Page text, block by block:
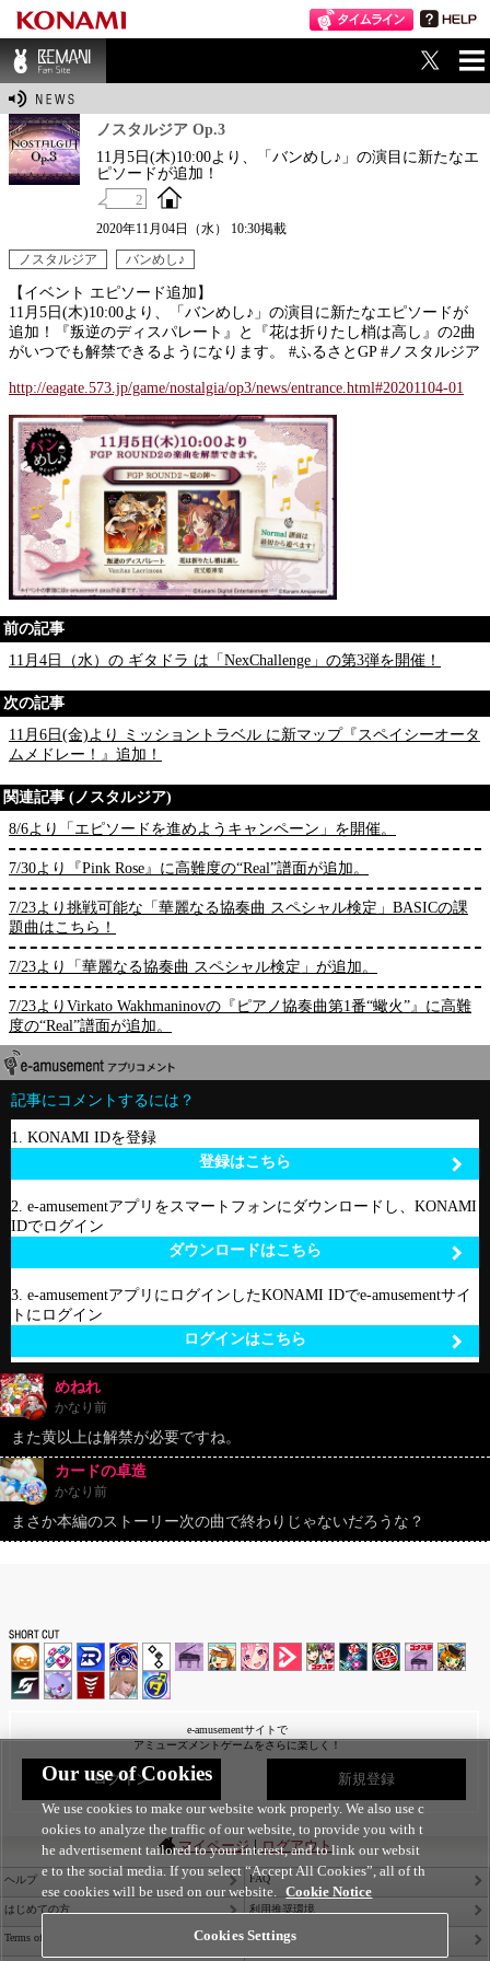
BEMANI Fan Sit
ノスタルジア Op.3
11月5日(木)10:00より、「バンめし♪」の演目に新たなエ
ピソードが追加！
2
2020年11月04日（水） 10:30掲載
ノスタルジア
バンめし♪
【イベント エピソード追加】
11月5日(木)10:00より、「バンめし♪」の演目に新たなエピソードが
追加！『叛逆のディスパレート』と『花は折りたし梢は高し』の2曲
がいつでも解禁できるようになります。 #ふるさとGP #ノスタルジア
http://eagate.573.jp/game/nostalgia/op3/news/entrance.html#20201104-01
前の記事
11月4日（水）の ギタドラ は「NexChallenge」の第3弾を開催！
次の記事
11月6日(金)より ミッショントラベル に新マップ『スペイシーオータ
ムメドレー！』追加！
関連記事 (ノスタルジア)
8/6より「エピソードを進めようキャンペーン」を開催。
7/30より『Pink Rose』に高難度の“Real”譜面が追加。
7/23より挑戦可能な「華麗なる協奏曲 スペシャル検定」BASICの課
題曲はこちら！
7/23より「華麗なる協奏曲 スペシャル検定」が追加。
7/23よりVirkato Wakhmaninovの『ピアノ協奏曲第1番“蠍火”』に高難
度の“Real”譜面が追加。
記事にコメントするには？
1. KONAMI IDを登録
登録はこちら
2. e-amusementアプリをスマートフォンにダウンロードし、KONAMI
IDでログイン
ダウンロードはこちら
3. e-amusementアプリにログインしたKONAMI IDでe-amusementサイ
トにログイン
ログインはこちら
めねれ
かなり前
また黄以上は解禁が必要ですね。
カードの卓造
かなり前
まさか本編のストーリー次の曲で終わりじゃないだろうな？
e-amusementサイトで
アミューズメントゲームをさらに楽しく！
ログイン 新規登録
マイページ|ログアウト
ヘルプ FAQ
はじめての方 利用推奨環境
Terms of Service Privacy Policy
Our use of Cookies
We use cookies to make our website work properly. We also use c
ookies to analyze the traffic of our website, to provide you with t
he advertisement tailored to your interest, and to link our websit
e to the social media. If you select “Accept All Cookies”, all of th
ese cookies will be used on our website. Cookie Notice
Cookies Settings